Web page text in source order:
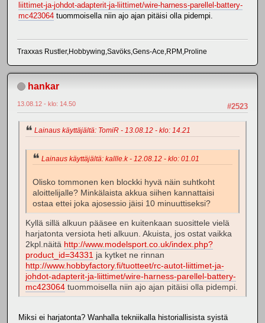
liittimet-ja-johdot-adapterit-ja-liittimet/wire-harness-parellel-battery-
mc423064 tuommoisella niin ajo ajan pitäisi olla pidempi.
Traxxas Rustler,Hobbywing,Savöks,Gens-Ace,RPM,Proline
hankar
#2523
13.08.12 - klo: 14.50
Lainaus käyttäjältä: TomiR - 13.08.12 - klo: 14.21
Lainaus käyttäjältä: kallle.k - 12.08.12 - klo: 01.01
Olisko tommonen ken blockki hyvä näin suhtkoht
aloittelijalle? Minkälaista akkua siihen kannattaisi
ostaa ettei joka ajosessio jäisi 10 minuuttiseksi?
Kyllä sillä alkuun pääsee en kuitenkaan suosittele vielä
harjatonta versiota heti alkuun. Akuista, jos ostat vaikka
2kpl.näitä http://www.modelsport.co.uk/index.php?
product_id=34331 ja kytket ne rinnan
http://www.hobbyfactory.fi/tuotteet/rc-autot-liittimet-ja-
johdot-adapterit-ja-liittimet/wire-harness-parellel-battery-
mc423064 tuommoisella niin ajo ajan pitäisi olla pidempi.
Miksi ei harjatonta? Wanhalla tekniikalla historiallisista syistä